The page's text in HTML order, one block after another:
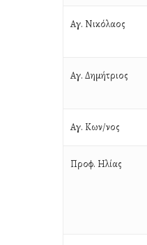
Αγ. Νικόλαος
Αγ. Δημήτριος
Αγ. Κων/νος
Προφ. Ηλίας